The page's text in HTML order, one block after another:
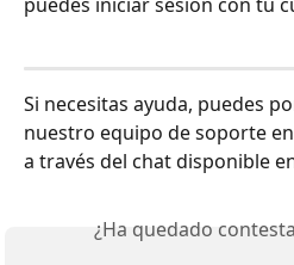
Si necesitas ayuda, puedes
nuestro equipo de soporte en
a través del chat disponible
¿Ha quedado